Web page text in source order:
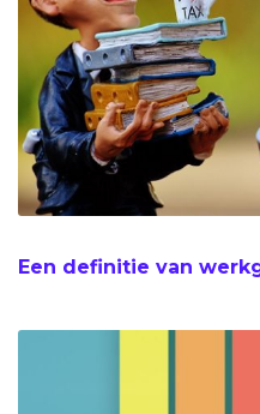
Een definitie van